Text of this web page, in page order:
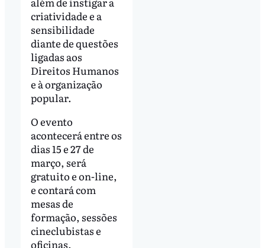
criatividade e a
sensibilidade
diante de questões
ligadas aos
Direitos Humanos
e à organização
popular.
O evento
acontecerá entre os
dias 15 e 27 de
março, será
gratuito e on-line,
e contará com
mesas de
formação, sessões
cineclubistas e
oficinas.